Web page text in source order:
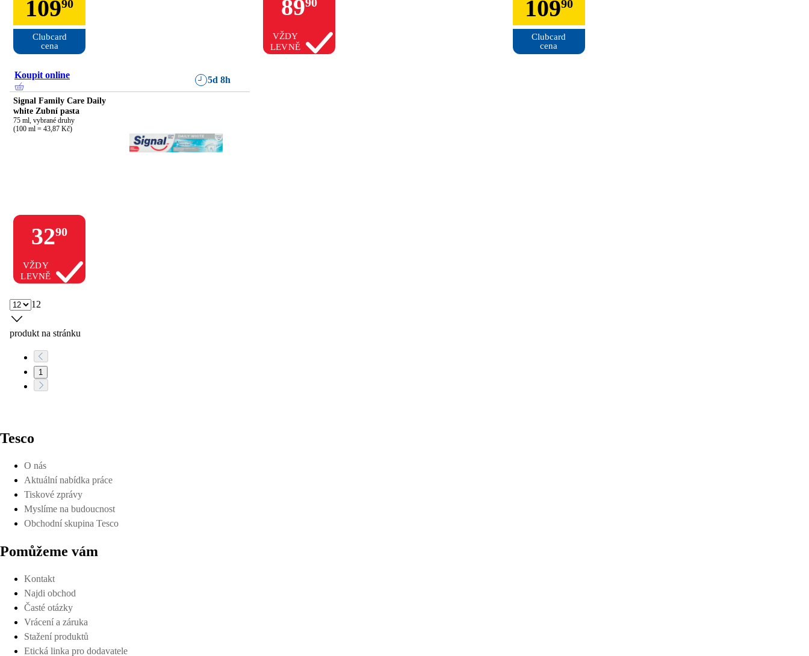
10990
Clubcard
cena
89
VŽDY
LEVNĚ
10990
Clubcard
cena
Koupit online 5d 8h
Signal Family Care Daily
white Zubní pasta
75 ml, vybrané druhy
(100 ml = 43,87 Kč)
3290
VŽDY
LEVNĚ
12
produkt na stránku
1
Tesco
O nás
Aktuální nabídka práce
Tiskové zprávy
Myslíme na budoucnost
Obchodní skupina Tesco
Pomůžeme vám
Kontakt
Najdi obchod
Časté otázky
Vrácení a záruka
Stažení produktů
Etická linka pro dodavatele